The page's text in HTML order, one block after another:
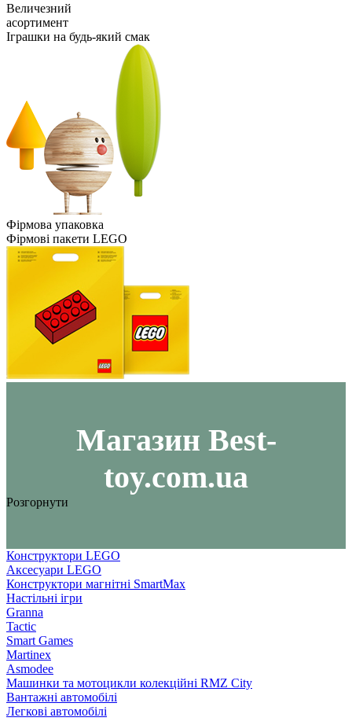
Величезний
асортимент
Іграшки на будь-який смак
Фірмова упаковка
Фірмові пакети LEGO
Maгазин Best-
toy.com.ua
Розгорнути
Конструктори LEGO
Аксесуари LEGO
Конструктори магнітні SmartMax
Настільні ігри
Granna
Tactic
Smart Games
Martinex
Asmodee
Машинки та мотоцикли колекційні RMZ City
Вантажні автомобілі
Легкові автомобілі